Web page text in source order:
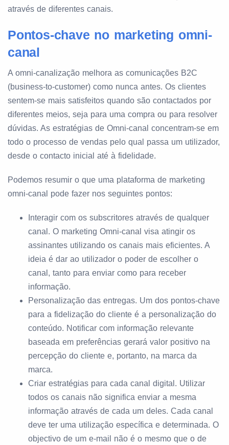
através de diferentes canais.
Pontos-chave no marketing omni-
canal
A omni-canalização melhora as comunicações B2C
(business-to-customer) como nunca antes. Os clientes
sentem-se mais satisfeitos quando são contactados por
diferentes meios, seja para uma compra ou para resolver
dúvidas. As estratégias de Omni-canal concentram-se em
todo o processo de vendas pelo qual passa um utilizador,
desde o contacto inicial até à fidelidade.
Podemos resumir o que uma plataforma de marketing
omni-canal pode fazer nos seguintes pontos:
Interagir com os subscritores através de qualquer
canal. O marketing Omni-canal visa atingir os
assinantes utilizando os canais mais eficientes. A
ideia é dar ao utilizador o poder de escolher o
canal, tanto para enviar como para receber
informação.
Personalização das entregas. Um dos pontos-chave
para a fidelização do cliente é a personalização do
conteúdo. Notificar com informação relevante
baseada em preferências gerará valor positivo na
percepção do cliente e, portanto, na marca da
marca.
Criar estratégias para cada canal digital. Utilizar
todos os canais não significa enviar a mesma
informação através de cada um deles. Cada canal
deve ter uma utilização específica e determinada. O
objectivo de um e-mail não é o mesmo que o de